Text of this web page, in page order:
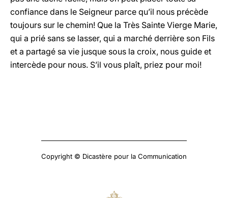
confiance dans le Seigneur parce qu’il nous précède
toujours sur le chemin! Que la Très Sainte Vierge Marie,
qui a prié sans se lasser, qui a marché derrière son Fils
et a partagé sa vie jusque sous la croix, nous guide et
intercède pour nous. S’il vous plaît, priez pour moi!
Copyright © Dicastère pour la Communication